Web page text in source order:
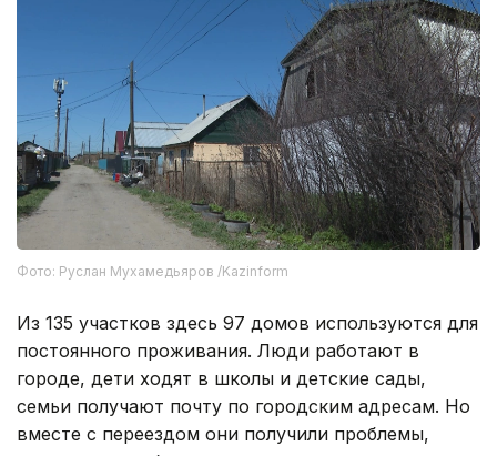
Фото: Руслан Мухамедьяров /Kazinform
Из 135 участков здесь 97 домов используются для
постоянного проживания. Люди работают в
городе, дети ходят в школы и детские сады,
семьи получают почту по городским адресам. Но
вместе с переездом они получили проблемы,